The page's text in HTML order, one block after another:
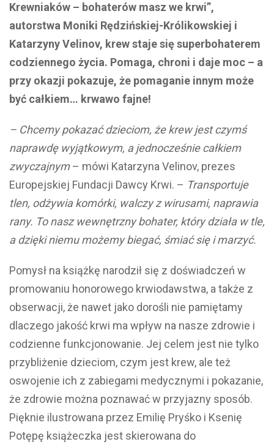
Krewniaków – bohaterów masz we krwi”,
autorstwa Moniki Rędzińskiej-Królikowskiej i
Katarzyny Velinov, krew staje się superbohaterem
codziennego życia. Pomaga, chroni i daje moc – a
przy okazji pokazuje, że pomaganie innym może
być całkiem… krwawo fajne!
– Chcemy pokazać dzieciom, że krew jest czymś
naprawdę wyjątkowym, a jednocześnie całkiem
zwyczajnym– mówi Katarzyna Velinov, prezes
Europejskiej Fundacji Dawcy Krwi. – Transportuje
tlen, odżywia komórki, walczy z wirusami, naprawia
rany. To nasz wewnętrzny bohater, który działa w tle,
a dzięki niemu możemy biegać, śmiać się i marzyć.
Pomysł na książkę narodził się z doświadczeń w
promowaniu honorowego krwiodawstwa, a także z
obserwacji, że nawet jako dorośli nie pamiętamy
dlaczego jakość krwi ma wpływ na nasze zdrowie i
codzienne funkcjonowanie. Jej celem jest nie tylko
przybliżenie dzieciom, czym jest krew, ale też
oswojenie ich z zabiegami medycznymi i pokazanie,
że zdrowie można poznawać w przyjazny sposób.
Pięknie ilustrowana przez Emilię Pryśko i Ksenię
Potępę książeczka jest skierowana do